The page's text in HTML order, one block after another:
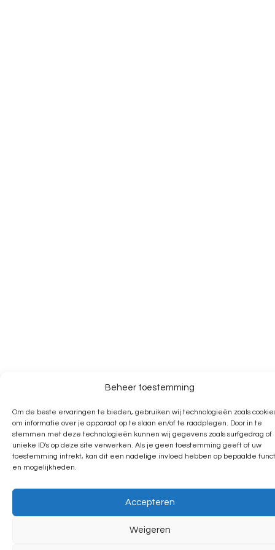
Beheer toestemming
Om de beste ervaringen te bieden, gebruiken wij technologieën zoals
om informatie over je apparaat op te slaan en/of te raadplegen. Door in te
stemmen met deze technologieën kunnen wij gegevens zoals surfgedrag of
unieke ID's op deze site verwerken. Als je geen toestemming geeft of uw
toestemming intrekt, kan dit een nadelige invloed hebben op bepaalde
en mogelijkheden.
Accepteren
Weigeren